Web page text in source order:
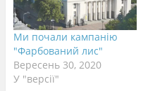
Ми почали кампанію
"Фарбований лис"
Вересень 30, 2020
У "версії"